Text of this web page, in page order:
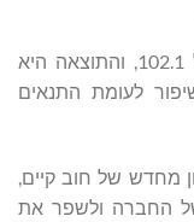
הנפקת הברז הונפקה במחיר הנפקה של 102.1, והתוצאה היא
שיפור לעומת התנאים
מחדש של חוב קיים,
של החברה ולשפר את